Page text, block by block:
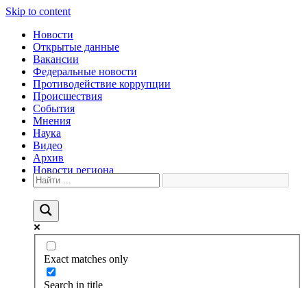
Skip to content
Новости
Открытые данные
Вакансии
Федеральные новости
Противодействие коррупции
Происшествия
События
Мнения
Наука
Видео
Архив
Новости региона
Exact matches only
Search in title